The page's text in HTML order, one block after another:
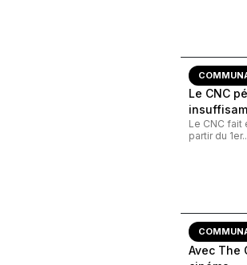
Le CNC
Le CNC
partir du
Avec The